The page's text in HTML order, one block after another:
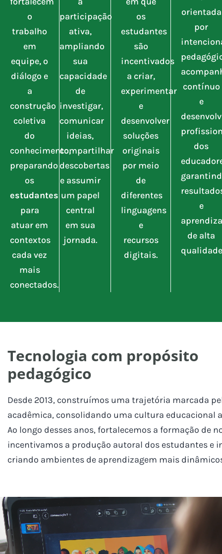
o
trabalho
em
equipe, o
diálogo e
a
construção
coletiva
do
conhecimento,
preparando
os
estudantes
para
atuar em
contextos
cada vez
mais
conectados.
participação
ativa,
ampliando
sua
capacidade
de
investigar,
comunicar
ideias,
compartilhar
descobertas
e assumir
um papel
central
em sua
jornada.
os
estudantes
são
incentivados
a criar,
experimentar
e
desenvolver
soluções
originais
por meio
de
diferentes
linguagens
e
recursos
digitais.
orientada
por
contínuo
e
dos
e
de alta
Tecnologia com propósito
pedagógico
Desde 2013, construímos uma trajetória marcada
acadêmica, consolidando uma cultura educacional
Ao longo desses anos, fortalecemos a formação
incentivamos a produção autoral dos estudantes e
criando ambientes de aprendizagem mais